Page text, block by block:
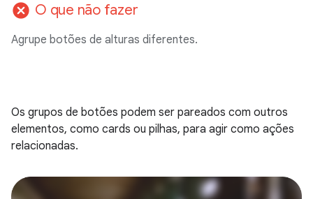
cancel O que não fazer
Agrupe botões de alturas diferentes.
Os grupos de botões podem ser pareados com outros
elementos, como cards ou pilhas, para agir como ações
relacionadas.